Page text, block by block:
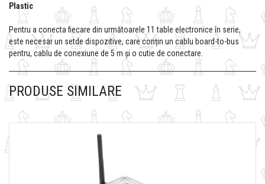
Plastic
Pentru a conecta fiecare din următoarele 11 table electronice în serie,
este necesar un setde dispozitive, care conțin un cablu board-to-bus
pentru, cablu de conexiune de 5 m și o cutie de conectare.
PRODUSE SIMILARE